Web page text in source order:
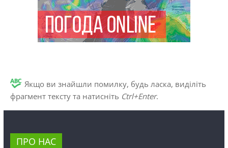
Якщо ви знайшли помилку, будь ласка, виділіть
фрагмент тексту та натисніть Ctrl+Enter.
ПРО НАС